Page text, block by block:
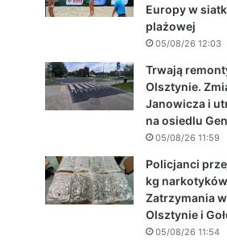
Europy w
plażowej
05/08/26 12:03
Trwają
Olsztynie.
Janowicza i
na osiedlu
05/08/26 11:59
Policjanci
kg
Zatrzymania w
Olsztynie i
05/08/26 11:54